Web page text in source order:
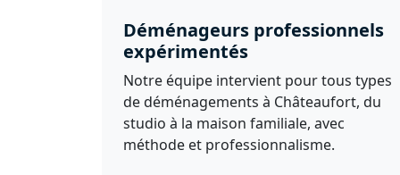
Déménageurs professionnels
expérimentés
Notre équipe intervient pour tous types
de déménagements à Châteaufort, du
studio à la maison familiale, avec
méthode et professionnalisme.